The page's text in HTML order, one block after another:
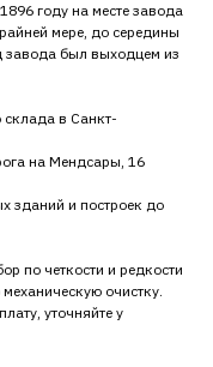
году на месте завода
мере, до середины
завода был выходцем из
в Санкт-
на Мендсары, 16
зданий и построек до
по четкости и редкости
очистку.
уточняйте у